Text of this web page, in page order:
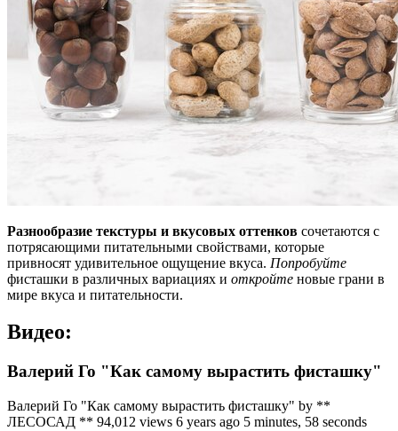
Разнообразие текстуры и вкусовых оттенков сочетаются с
потрясающими питательными свойствами, которые
привносят удивительное ощущение вкуса. Попробуйте
фисташки в различных вариациях и откройте новые грани в
мире вкуса и питательности.
Видео:
Валерий Го "Как самому вырастить фисташку"
Валерий Го "Как самому вырастить фисташку" by **
ЛЕСОСАД ** 94,012 views 6 years ago 5 minutes, 58 seconds